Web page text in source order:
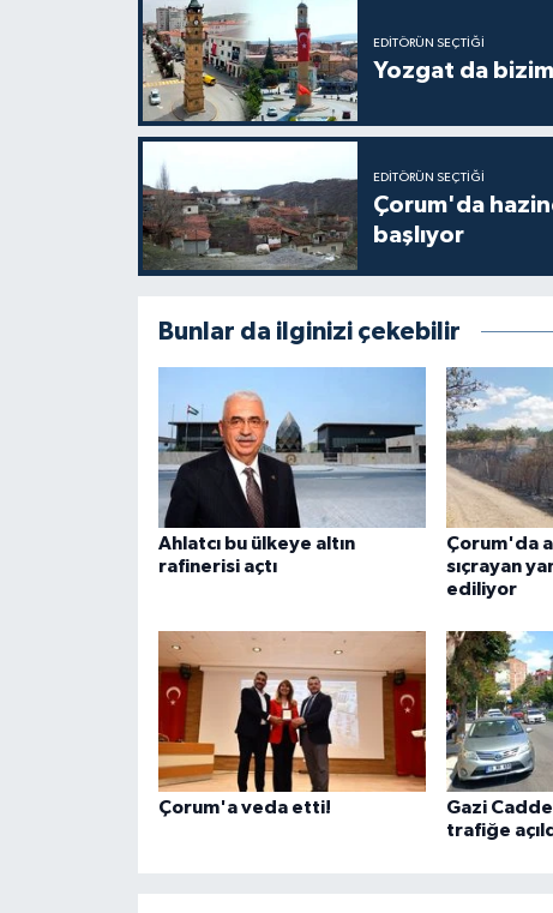
EDITÖRÜN SEÇTIĞI
Yozgat da
EDITÖRÜN SEÇTIĞI
Çorum'da
başlıyor
Bunlar da ilginizi çekebilir
Ahlatcı bu ülkeye altın
rafinerisi açtı
Çorum'da
sıçrayan
ediliyor
Çorum'a veda etti!
Gazi
trafiğe